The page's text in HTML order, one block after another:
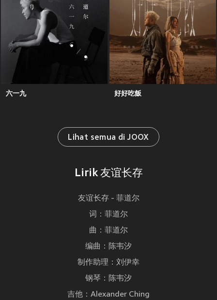
六一九 好好吃飯
Lihat semua di JOOX
Lirik 友谊长存
友谊长存 - 菲道尔
词：菲道尔
曲：菲道尔
编曲：陈韦汐
制作助理：刘伊幸
钢琴：陈韦汐
吉他：Alexander Ching